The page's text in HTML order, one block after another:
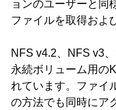
ョンのユーザーと同
ファイルを取得およ
NFS v4.2、NFS v3
永続ボリューム用の
れています。ファイ
の方法でも同時にア